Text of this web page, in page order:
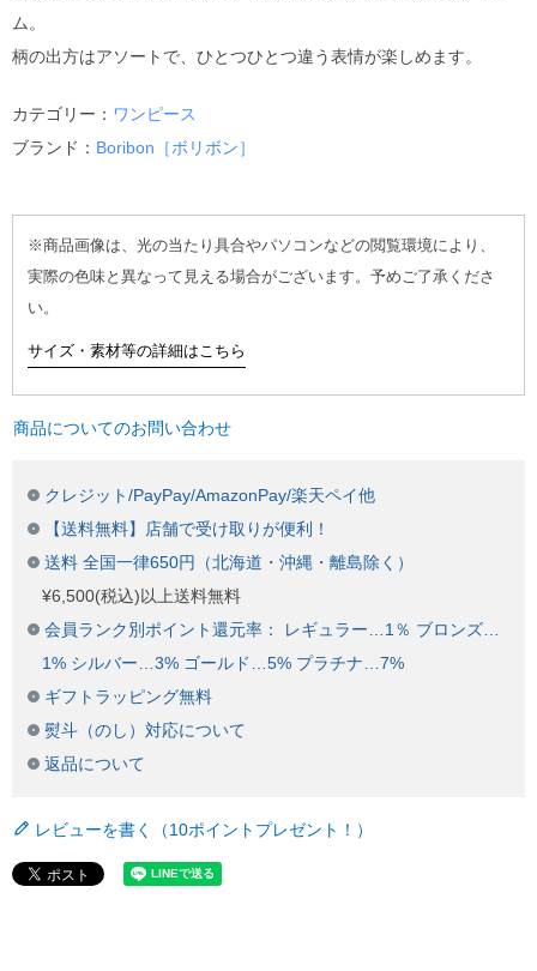
ム。
柄の出方はアソートで、ひとつひとつ違う表情が楽しめます。
カテゴリー： ワンピース
ブランド： Boribon［ボリボン］
※商品画像は、光の当たり具合やパソコンなどの閲覧環境により、
実際の色味と異なって見える場合がございます。予めご了承くださ
い。
サイズ・素材等の詳細はこちら
商品についてのお問い合わせ
クレジット/PayPay/AmazonPay/楽天ペイ他
【送料無料】店舗で受け取りが便利！
送料 全国一律650円（北海道・沖縄・離島除く）
¥6,500(税込)以上送料無料
会員ランク別ポイント還元率： レギュラー…1％ ブロンズ…
1% シルバー…3% ゴールド…5% プラチナ…7%
ギフトラッピング無料
熨斗（のし）対応について
返品について
レビューを書く（10ポイントプレゼント！）